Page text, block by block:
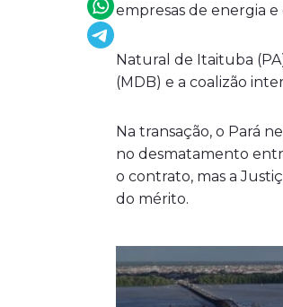
empresas de energia
Natural de Itaituba
(MDB) e a coalizão
Na transação, o Pará
no desmatamento
o contrato, mas a
do mérito.